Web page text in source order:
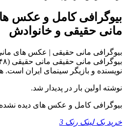
بیوگرافی کامل و عکس
مانی حقیقی و خانوادش
بیوگرافی مانی حقیقی | عکس های
نویسنده و بازیگر سینمای ایران است.
نوشته اولین بار در پدیدار شد.
بیوگرافی کامل و عکس های دیده
خرید بک لینک رنک 3